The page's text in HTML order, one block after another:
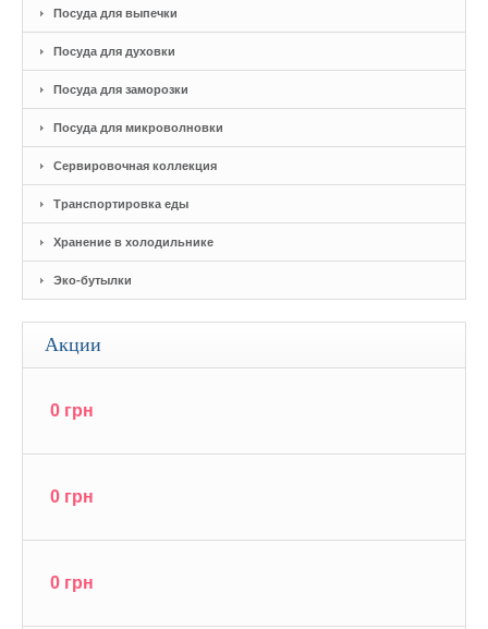
Посуда для выпечки
Посуда для духовки
Посуда для заморозки
Посуда для микроволновки
Сервировочная коллекция
Транспортировка еды
Хранение в холодильнике
Эко-бутылки
Акции
0 грн
0 грн
0 грн